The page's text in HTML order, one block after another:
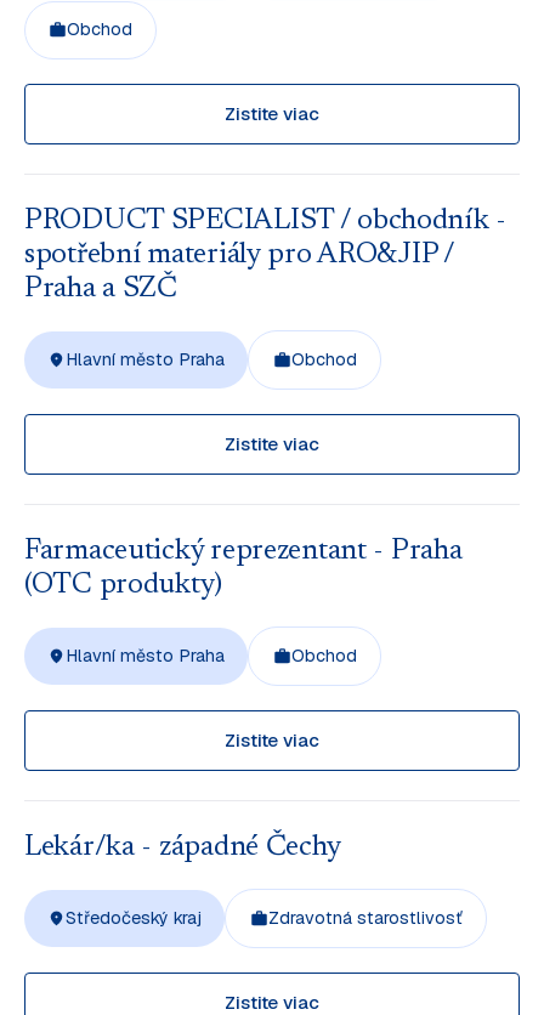
Obchod
Zistite viac
PRODUCT SPECIALIST / obchodník -
spotřební materiály pro ARO&JIP /
Praha a SZČ
Hlavní město Praha Obchod
Zistite viac
Farmaceutický reprezentant - Praha
(OTC produkty)
Hlavní město Praha Obchod
Zistite viac
Lekár/ka - západné Čechy
Středočeský kraj Zdravotná starostlivosť
Zistite viac